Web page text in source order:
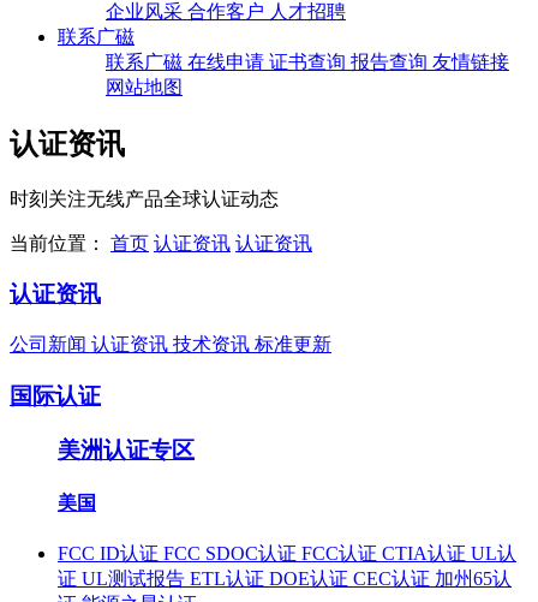
企业风采 合作客户 人才招聘
联系广磁
联系广磁 在线申请 证书查询 报告查询 友情链接
网站地图
认证资讯
时刻关注无线产品全球认证动态
当前位置： 首页 认证资讯 认证资讯
认证资讯
公司新闻 认证资讯 技术资讯 标准更新
国际认证
美洲认证专区
美国
FCC ID认证 FCC SDOC认证 FCC认证 CTIA认证 UL认
证 UL测试报告 ETL认证 DOE认证 CEC认证 加州65认